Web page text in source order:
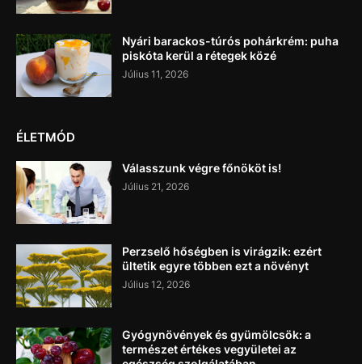
Nyári barackos-túrós pohárkrém: puha
piskóta kerül a rétegek közé
Július 11, 2026
ÉLETMÓD
Válasszunk végre főnököt is!
Július 21, 2026
Perzselő hőségben is virágzik: ezért
ültetik egyre többen ezt a növényt
Július 12, 2026
Gyógynövények és gyümölcsök: a
természet értékes vegyületei az